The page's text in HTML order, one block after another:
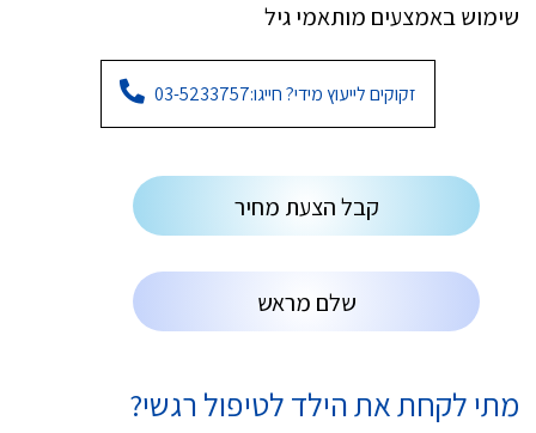
שימוש באמצעים מותאמי גיל
זקוקים לייעוץ מידי? חייגו:03-5233757
קבל הצעת מחיר
שלם מראש
מתי לקחת את הילד לטיפול רגשי?